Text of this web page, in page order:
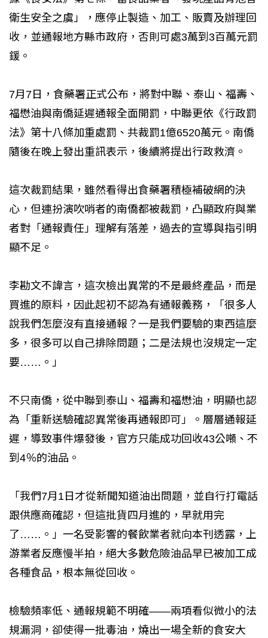
衛生安全之虞」，應停止製造、加工、販賣及辦理回
收，並通報地方縣市政府，否則可處3萬到3百萬元罰
鍰。
7月7日，食藥署正式公布，將對中聯、泰山、福壽、
福懋油與南僑延遲通報全面開罰，中聯更依《行政罰
法》第十八條加重處罰、共裁罰1億6520萬元。南僑
隨後在晚上發出重訊表示，後續將提出行政救濟。
這次裁罰結果，雖然看得出食藥署積極補破網的決
心，但連扮演吹哨者的南僑都被裁罰，凸顯政府與業
者對「通報責任」理解有落差，過去的宣導與指引明
顯不足。
李勘文不諱言，這次檢出異常的不是最終產品，而是
買進的原料，因此起初不認為有通報義務，「很多人
說我們怎麼沒有直接通報？一是我們要驗的東西這麼
多，很多可以自己排除問題；二是法規也沒規定一定
要……。」
不只南僑，從中聯到泰山、福壽和福懋油，明顯也認
為「重新送驗確認異常後再通報即可」。層層通報延
遲，導致事件爆發後，官方只能成功回收43公噸、不
到4％的油品。
「我們7月1日才從新聞知道油出問題，並自行打電話
跟供應商確認，但這批貨四月進的，早就用完
了……。」一名受影響的餐飲業者就向本刊透露，上
游業者反應慢半拍，絕大多數危險油品早已被加工成
各種食品，根本無從回收。
檢驗頻率低、通報規範不明確——兩項看似微小的法
規漏洞，卻使得一批毒油，燒出一場全新的食安大